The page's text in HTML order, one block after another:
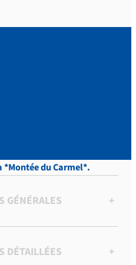
*Montée du Carmel*.
GÉNÉRALES +
DÉTAILLÉES +